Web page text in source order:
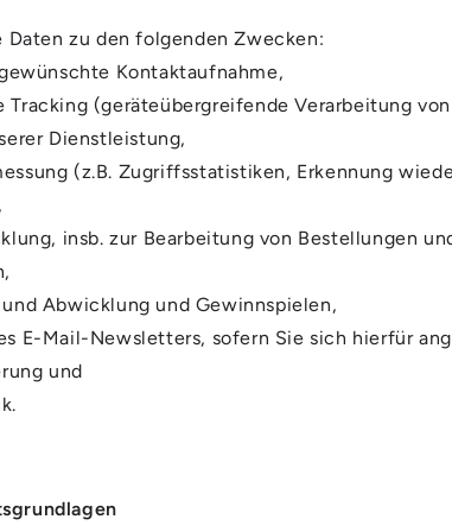
Daten zu den folgenden Zwecken:
Kontaktaufnahme,
Tracking (geräteübergreifende Verarbeitung
Dienstleistung,
(z.B. Zugriffsstatistiken, Erkennung
insb. zur Bearbeitung von Bestellungen
Abwicklung und Gewinnspielen,
E-Mail-Newsletters, sofern Sie sich hierfür
und